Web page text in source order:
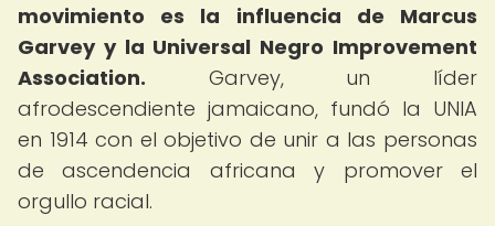
movimiento es la influencia de Marcus
Garvey y la Universal Negro Improvement
Association. Garvey, un líder
afrodescendiente jamaicano, fundó la UNIA
en 1914 con el objetivo de unir a las personas
de ascendencia africana y promover el
orgullo racial.